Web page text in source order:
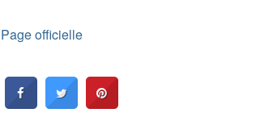
Page officielle